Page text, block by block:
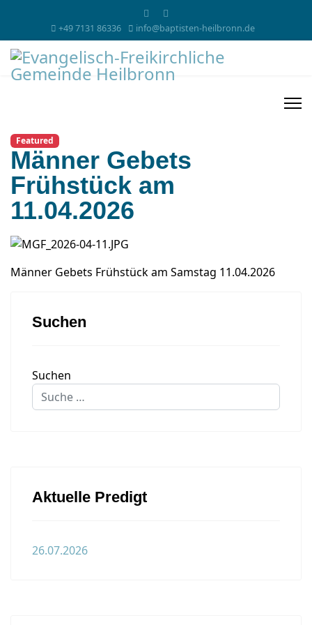
+49 7131 86336 info@baptisten-heilbronn.de
Featured
Männer Gebets
Frühstück am
11.04.2026
Männer Gebets Frühstück am Samstag 11.04.2026
Suchen
Suchen
Aktuelle Predigt
26.07.2026